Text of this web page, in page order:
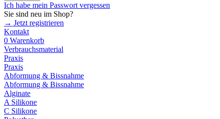
Ich habe mein Passwort vergessen
Sie sind neu im Shop?
→ Jetzt registrieren
Kontakt
0 Warenkorb
Verbrauchsmaterial
Praxis
Praxis
Abformung & Bissnahme
Abformung & Bissnahme
Alginate
A Silikone
C Silikone